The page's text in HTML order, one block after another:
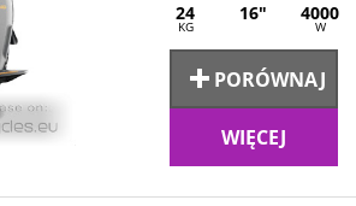
24
KG
16" 4000
W
PORÓWNAJ
WIĘCEJ